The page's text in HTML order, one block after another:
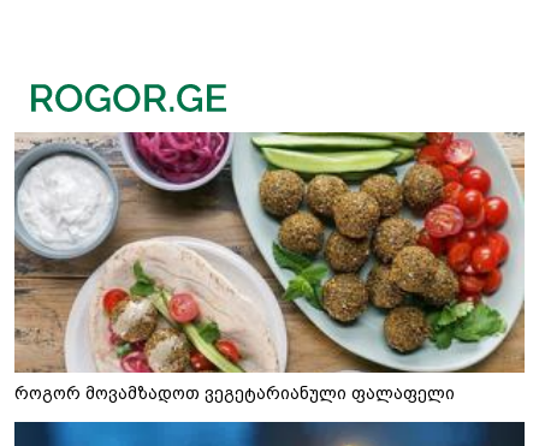
როგორ მოვამზადოთ ვეგეტარიანული ფალაფელი